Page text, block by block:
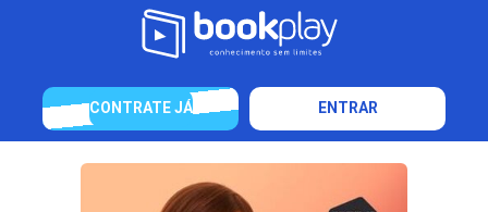
CONTRATE JÁ ENTRAR